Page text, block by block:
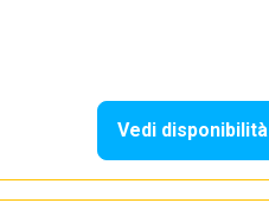
Vedi disponibilità